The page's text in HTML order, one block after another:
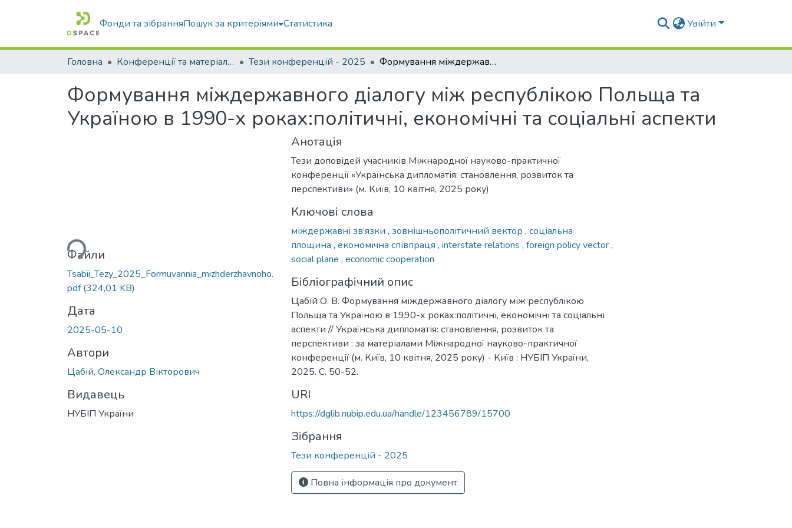
Фонди та зібранняПошук за критеріями Статистика Увійти
Головна Конференції та матеріали конференцій Тези конференцій - 2025 Формування міждержавного діалогу між республікою Польща та Україною в 1990-х роках:політичні, економічні та соціальні аспекти
Формування міждержавного діалогу між республікою Польща та
Україною в 1990-х роках:політичні, економічні та соціальні аспекти
Вантажиться...
Файли
Tsabii_Tezy_2025_Formuvannia_mizhderzhavnoho.
pdf(324,01 KB)
Дата
2025-05-10
Автори
Цабій, Олександр Вікторович
Видавець
НУБІП України
Анотація
Тези доповідей учасників Міжнародної науково-практичної
конференції «Українська дипломатія: становлення, розвиток та
перспективи» (м. Київ, 10 квітня, 2025 року)
Ключові слова
міждержавні зв’язки , зовнішньополітичний вектор , соціальна
площина , економічна співпраця , interstate relations , foreign policy vector,
social plane , economic cooperation
Бібліографічний опис
Цабій О. В. Формування міждержавного діалогу між республікою
Польща та Україною в 1990-х роках:політичні, економічні та соціальні
аспекти // Українська дипломатія: становлення, розвиток та
перспективи : за матеріалами Міжнародної науково-практичної
конференції (м. Київ, 10 квітня, 2025 року) - Київ : НУБІП України,
2025. С. 50-52.
URI
https://dglib.nubip.edu.ua/handle/123456789/15700
Зібрання
Тези конференцій - 2025
Повна інформація про документ